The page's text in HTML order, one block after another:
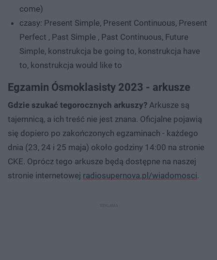
come)
czasy: Present Simple, Present Continuous, Present
Perfect , Past Simple , Past Continuous, Future
Simple, konstrukcja be going to, konstrukcja have
to, konstrukcja would like to
Egzamin Ósmoklasisty 2023 - arkusze
Gdzie szukać tegorocznych arkuszy? Arkusze są
tajemnicą, a ich treść nie jest znana. Oficjalne pojawią
się dopiero po zakończonych egzaminach - każdego
dnia (23, 24 i 25 maja) około godziny 14:00 na stronie
CKE. Oprócz tego arkusze będą dostępne na naszej
stronie internetowej radiosupernova.pl/wiadomosci.